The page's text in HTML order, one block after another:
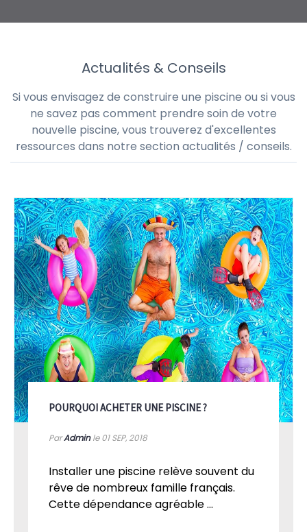
Actualités & Conseils
Si vous envisagez de construire une piscine ou si vous
ne savez pas comment prendre soin de votre
nouvelle piscine, vous trouverez d'excellentes
ressources dans notre section actualités / conseils.
POURQUOI ACHETER UNE PISCINE ?
ParAdminle 01SEP, 2018
Installer une piscine relève souvent du
rêve de nombreux famille français.
Cette dépendance agréable ...